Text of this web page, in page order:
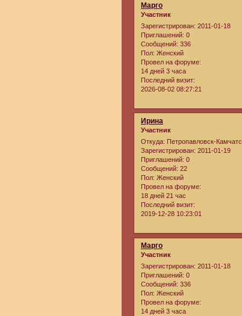
Марго
Участник
Зарегистрирован: 2011-01-18
Приглашений: 0
Сообщений: 336
Пол: Женский
Провел на форуме:
14 дней 3 часа
Последний визит:
2026-08-02 08:27:21
Ирина
Участник
Откуда: Петропавловск-
Зарегистрирован: 2011-01-19
Приглашений: 0
Сообщений: 22
Пол: Женский
Провел на форуме:
18 дней 21 час
Последний визит:
2019-12-28 10:23:01
Марго
Участник
Зарегистрирован: 2011-01-18
Приглашений: 0
Сообщений: 336
Пол: Женский
Провел на форуме:
14 дней 3 часа